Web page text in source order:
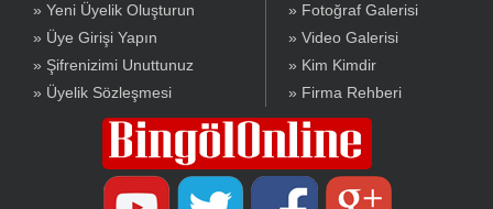
» Yeni Üyelik Oluşturun
» Üye Girişi Yapın
» Şifrenizimi Unuttunuz
» Üyelik Sözleşmesi
» Fotoğraf Galerisi
» Video Galerisi
» Kim Kimdir
» Firma Rehberi